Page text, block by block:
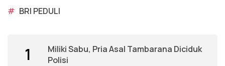
# BRI PEDULI
1
Miliki Sabu, Pria Asal Tambarana Diciduk
Polisi